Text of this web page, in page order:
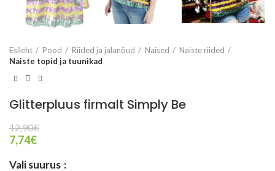
Esileht Pood Riided ja jalanõud Naised
Naiste riided
Naiste topid ja tuunikad
Glitterpluus firmalt Simply Be
12,90€
7,74€
Vali suurus